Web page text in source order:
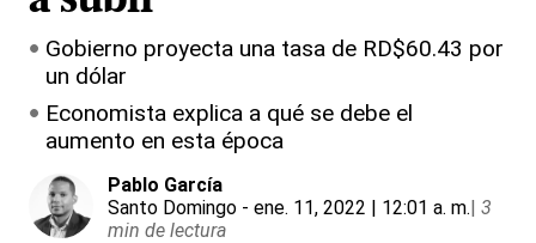
Gobierno proyecta una tasa de RD$60.43 por
un dólar
Economista explica a qué se debe el
aumento en esta época
Pablo García
Santo Domingo - ene. 11, 2022 | 12:01 a. m.| 3
min de lectura